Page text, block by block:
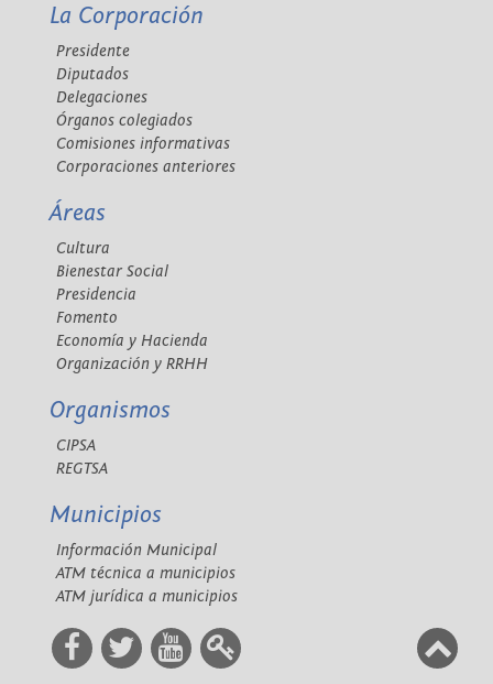
La Corporación
Presidente
Diputados
Delegaciones
Órganos colegiados
Comisiones informativas
Corporaciones anteriores
Áreas
Cultura
Bienestar Social
Presidencia
Fomento
Economía y Hacienda
Organización y RRHH
Organismos
CIPSA
REGTSA
Municipios
Información Municipal
ATM técnica a municipios
ATM jurídica a municipios